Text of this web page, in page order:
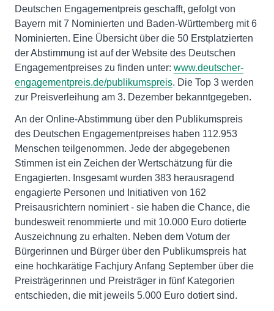
Deutschen Engagementpreis geschafft, gefolgt von
Bayern mit 7 Nominierten und Baden-Württemberg mit 6
Nominierten. Eine Übersicht über die 50 Erstplatzierten
der Abstimmung ist auf der Website des Deutschen
Engagementpreises zu finden unter: www.deutscher-
engagementpreis.de/publikumspreis. Die Top 3 werden
zur Preisverleihung am 3. Dezember bekanntgegeben.
An der Online-Abstimmung über den Publikumspreis
des Deutschen Engagementpreises haben 112.953
Menschen teilgenommen. Jede der abgegebenen
Stimmen ist ein Zeichen der Wertschätzung für die
Engagierten. Insgesamt wurden 383 herausragend
engagierte Personen und Initiativen von 162
Preisausrichtern nominiert - sie haben die Chance, die
bundesweit renommierte und mit 10.000 Euro dotierte
Auszeichnung zu erhalten. Neben dem Votum der
Bürgerinnen und Bürger über den Publikumspreis hat
eine hochkarätige Fachjury Anfang September über die
Preisträgerinnen und Preisträger in fünf Kategorien
entschieden, die mit jeweils 5.000 Euro dotiert sind.